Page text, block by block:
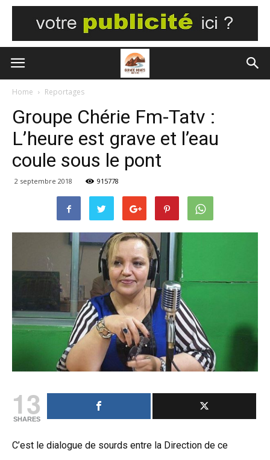
Home Reportages
Groupe Chérie Fm-Tatv :
L’heure est grave et l’eau
coule sous le pont
2 septembre 2018 915778
13
SHARES
C’est le dialogue de sourds entre la Direction de ce